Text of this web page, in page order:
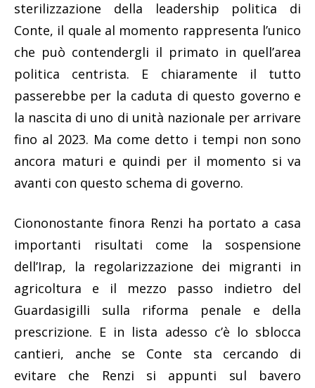
sterilizzazione della leadership politica di
Conte, il quale al momento rappresenta l’unico
che può contendergli il primato in quell’area
politica centrista. E chiaramente il tutto
passerebbe per la caduta di questo governo e
la nascita di uno di unità nazionale per arrivare
fino al 2023. Ma come detto i tempi non sono
ancora maturi e quindi per il momento si va
avanti con questo schema di governo.
Ciononostante finora Renzi ha portato a casa
importanti risultati come la sospensione
dell’Irap, la regolarizzazione dei migranti in
agricoltura e il mezzo passo indietro del
Guardasigilli sulla riforma penale e della
prescrizione. E in lista adesso c’è lo sblocca
cantieri, anche se Conte sta cercando di
evitare che Renzi si appunti sul bavero